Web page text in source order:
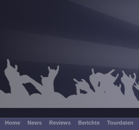
Home News Reviews Berichte Tourdaten